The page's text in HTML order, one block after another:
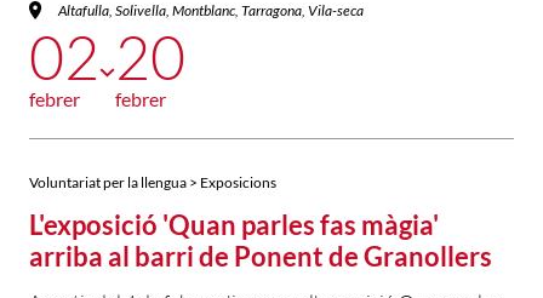
Altafulla, Solivella, Montblanc, Tarragona, Vila-seca
02
febrer
20
febrer
Voluntariat per la llengua > Exposicions
L'exposició 'Quan parles fas màgia'
arriba al barri de Ponent de Granollers